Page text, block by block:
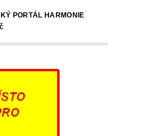
PORTÁL HARMONIE